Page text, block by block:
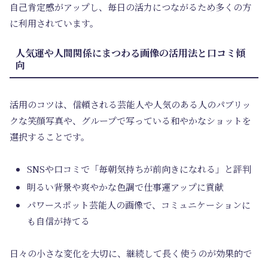
自己肯定感がアップし、毎日の活力につながるため多くの方
に利用されています。
人気運や人間関係にまつわる画像の活用法と口コミ傾
向
活用のコツは、信頼される芸能人や人気のある人のパブリッ
クな笑顔写真や、グループで写っている和やかなショットを
選択することです。
SNSや口コミで「毎朝気持ちが前向きになれる」と評判
明るい背景や爽やかな色調で仕事運アップに貢献
パワースポット芸能人の画像で、コミュニケーションに
も自信が持てる
日々の小さな変化を大切に、継続して長く使うのが効果的で